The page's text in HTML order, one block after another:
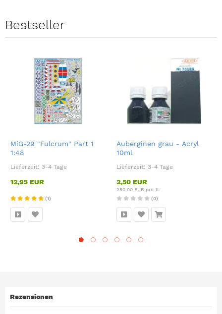
Bestseller
MiG-29 "Fulcrum" Part 1
1:48
Lieferzeit: 3-4 Tage
12,95 EUR
(1)
Auberginen grau - Acryl
10ml
Lieferzeit: 3-4 Tage
2,50 EUR
250,00 EUR pro 1L
(0)
Rezensionen